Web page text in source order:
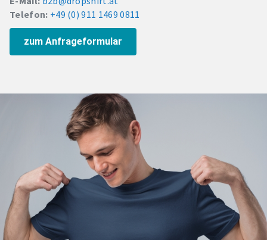
Telefon: +49 (0) 911 1469 0811
zum Anfrageformular